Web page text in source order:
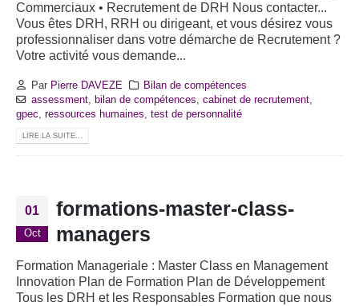
Commerciaux • Recrutement de DRH Nous contacter...
Vous êtes DRH, RRH ou dirigeant, et vous désirez vous
professionnaliser dans votre démarche de Recrutement ?
Votre activité vous demande...
Par Pierre DAVEZE
Bilan de compétences
assessment, bilan de compétences cabinet de recrutement,
gpec
ressources humaines test de personnalité
LIRE LA SUITE...
01
Oct
formations-master-class-
managers
Formation Manageriale : Master Class en Management
Innovation Plan de Formation Plan de Développement
Tous les DRH et les Responsables Formation que nous